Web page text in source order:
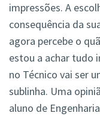
impressões. A
consequência da
agora percebe o
estou a achar tudo
no Técnico vai ser
sublinha. Uma
aluno de